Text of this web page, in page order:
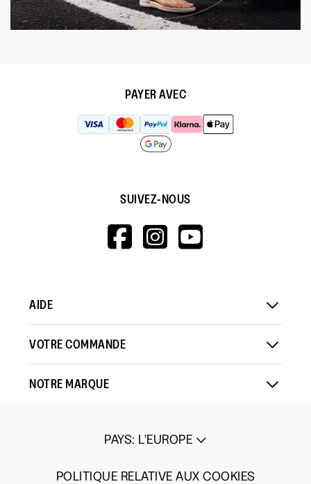
PAYER AVEC
SUIVEZ-NOUS
HTTPS://
HTTPS://
AIDE
VOTRE COMMANDE
NOTRE MARQUE
PAYS: L'EUROPE
POLITIQUE RELATIVE AUX COOKIES